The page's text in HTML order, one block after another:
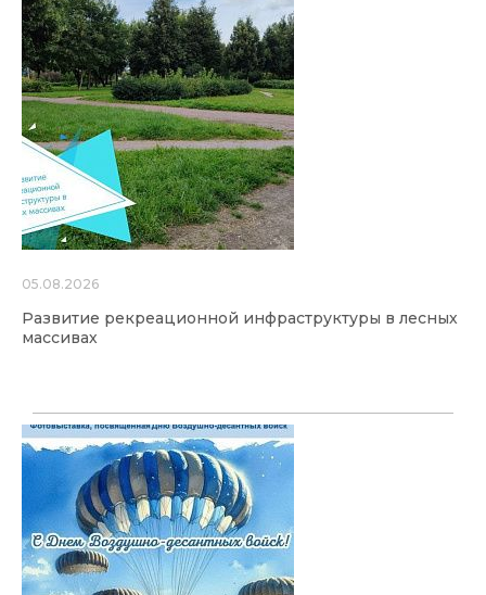
05.08.2026
Развитие рекреационной инфраструктуры в лесных
массивах